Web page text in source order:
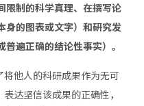
限制的科学真理、在撰写论
身的图表或文字）和研究发
遍正确的结论性事实）。
他人的科研成果作为无可
达坚信该成果的正确性，